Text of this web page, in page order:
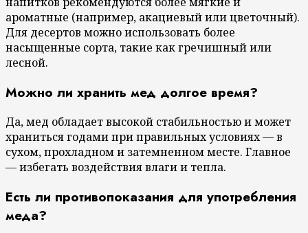
ароматные (например, акациевый или цветочный).
Для десертов можно использовать более
насыщенные сорта, такие как гречишный или
лесной.
Можно ли хранить мед долгое время?
Да, мед обладает высокой стабильностью и может
храниться годами при правильных условиях — в
сухом, прохладном и затемненном месте. Главное
— избегать воздействия влаги и тепла.
Есть ли противопоказания для употребления
меда?